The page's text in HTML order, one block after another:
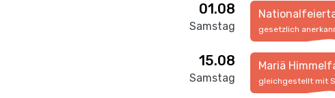
01.08
Samstag gesetzlich
15.08
Samstag
Mariä
gleichgestellt mit